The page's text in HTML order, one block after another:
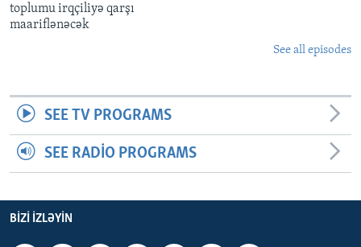
toplumu irqçiliyə qarşı
maariflənəcək
See all episodes
SEE TV PROGRAMS
SEE RADIO PROGRAMS
BIZI IZLƏYIN